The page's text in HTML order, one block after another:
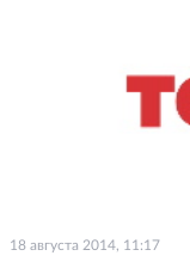
18 августа 2014, 11:17